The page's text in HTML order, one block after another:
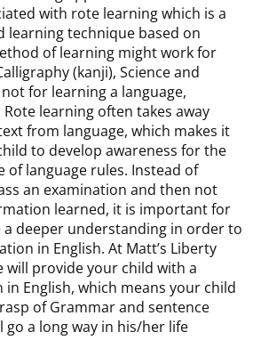
with rote learning which is a
learning technique based on
of learning might work for
(kanji), Science and
for learning a language,
Rote learning often takes away
from language, which makes it
to develop awareness for the
of language rules. Instead of
an examination and then not
learned, it is important for
deeper understanding in order to
in English. At Matt’s Liberty
will provide your child with a
English, which means your child
of Grammar and sentence
a long way in his/her life